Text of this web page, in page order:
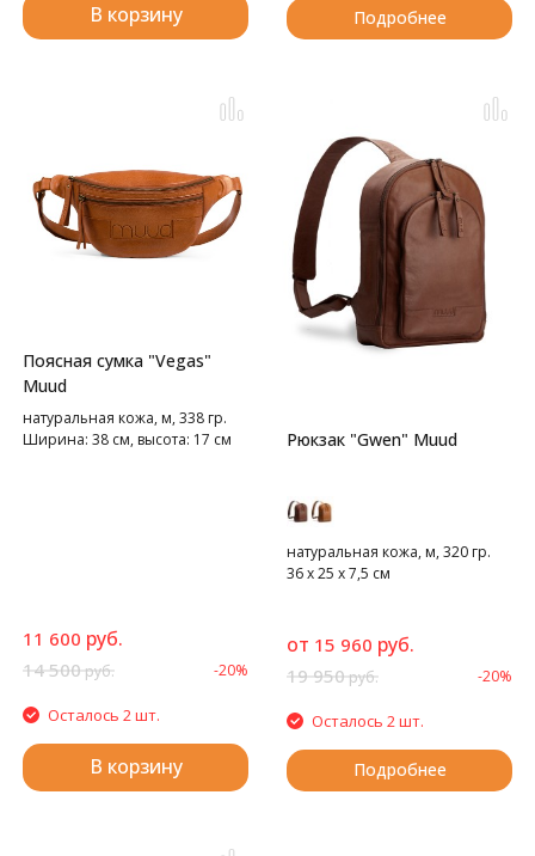
В корзину Подробнее
Поясная сумка "Vegas"
Muud
натуральная кожа, м, 338 гр.
Ширина: 38 см, высота: 17 см
11 600 руб.
14 500руб. -20%
Осталось 2 шт.
В корзину
Рюкзак "Gwen" Muud
натуральная кожа, м, 320 гр.
36 х 25 х 7,5 см
от 15 960 руб.
19 950руб. -20%
Осталось 2 шт.
Подробнее